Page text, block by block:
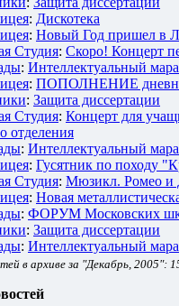
: Дискотека
: Новый Год пришел в
Студия: Скоро! Концерт
: Интеллектуальный
: ПОПОЛНЕНИЕ
: Защита диссертации
Студия: Концерт для
отделения
: Интеллектуальный
: Гусятник по походу
Студия: Мюзикл. Ромео и
: Новая
: ФОРУМ Московских
: Защита диссертации
: Интеллектуальный
в архиве за "Декабрь, 2005":